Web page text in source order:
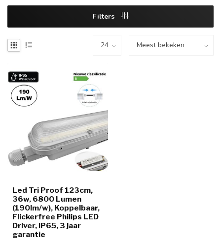
Filters
Led Tri Proof 123cm,
36w, 6800 Lumen
(190lm/w), Koppelbaar,
Flickerfree Philips LED
Driver, IP65, 3 jaar
garantie